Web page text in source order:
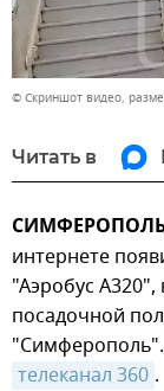
© Скриншот видео,
Читать в
интернете
"Аэробус
посадочной
телеканал 360 .